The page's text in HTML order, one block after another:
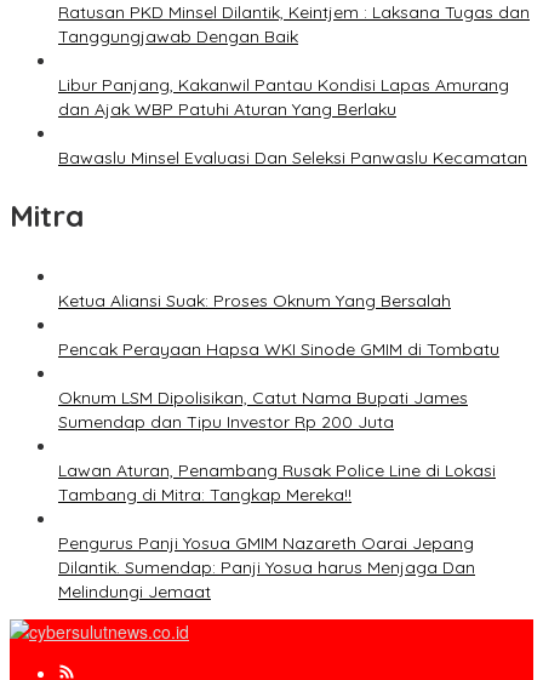
Ratusan PKD Minsel Dilantik, Keintjem : Laksana Tugas dan
Tanggungjawab Dengan Baik
Libur Panjang, Kakanwil Pantau Kondisi Lapas Amurang
dan Ajak WBP Patuhi Aturan Yang Berlaku
Bawaslu Minsel Evaluasi Dan Seleksi Panwaslu Kecamatan
Mitra
Ketua Aliansi Suak: Proses Oknum Yang Bersalah
Pencak Perayaan Hapsa WKI Sinode GMIM di Tombatu
Oknum LSM Dipolisikan, Catut Nama Bupati James
Sumendap dan Tipu Investor Rp 200 Juta
Lawan Aturan, Penambang Rusak Police Line di Lokasi
Tambang di Mitra: Tangkap Mereka!!
Pengurus Panji Yosua GMIM Nazareth Oarai Jepang
Dilantik. Sumendap: Panji Yosua harus Menjaga Dan
Melindungi Jemaat